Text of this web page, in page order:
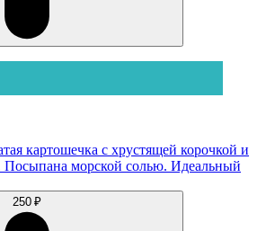
картошечка с хрустящей корочкой и
Посыпана морской солью. Идеальный
250 ₽